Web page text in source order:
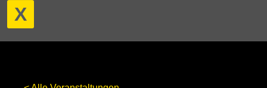
X